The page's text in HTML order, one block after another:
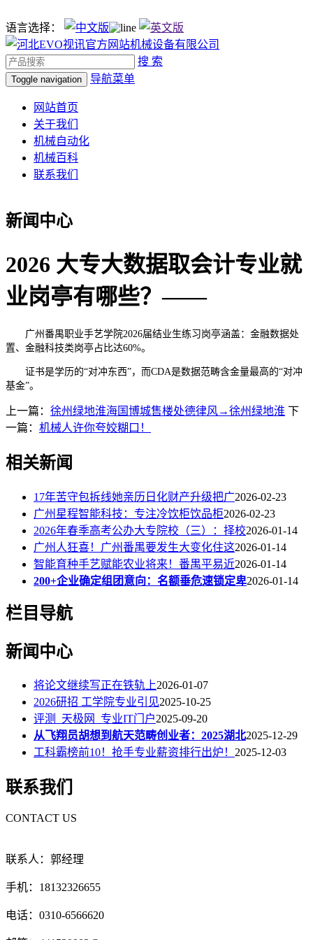
语言选择：
搜 索
Toggle navigation 导航菜单
网站首页
关于我们
机械自动化
机械百科
联系我们
新闻中心
2026 大专大数据取会计专业就
业岗亭有哪些？——
广州番禺职业手艺学院2026届结业生练习岗亭涵盖：金融数据处
置、金融科技类岗亭占比达60%。
证书是学历的“对冲东西”，而CDA是数据范畴含金量最高的“对冲
基金”。
上一篇： 徐州绿地淮海国博城售楼处德律风→徐州绿地淮 下
一篇： 机械人许你夸姣糊口！
相关新闻
17年苦守包拆线她亲历日化财产升级把广2026-02-23
广州星程智能科技：专注冷饮柜饮品柜2026-02-23
2026年春季高考公办大专院校（三）：择校2026-01-14
广州人狂喜！广州番禺要发生大变化住这2026-01-14
智能育种手艺赋能农业将来！番禺平易近2026-01-14
200+企业确定组团意向：名额垂危速锁定卑2026-01-14
栏目导航
新闻中心
将论文继续写正在铁轨上2026-01-07
2026研招 工学院专业引见2025-10-25
评测_天极网_专业IT门户2025-09-20
从飞翔员胡想到航天范畴创业者：2025湖北2025-12-29
工科霸榜前10！抢手专业薪资排行出炉！ 2025-12-03
联系我们
CONTACT US
联系人：郭经理
手机：18132326655
电话：0310-6566620